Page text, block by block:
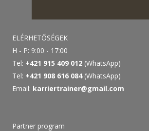
ELÉRHETŐSÉGEK
H - P: 9:00 - 17:00
Tel: +421 915 409 012 (WhatsApp)
Tel: +421 908 616 084(WhatsApp)
Email: karriertrainer@gmail.com
Partner program